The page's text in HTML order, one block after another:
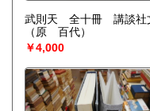
武則天 全十冊 講談社
（原 百代）
￥4,000